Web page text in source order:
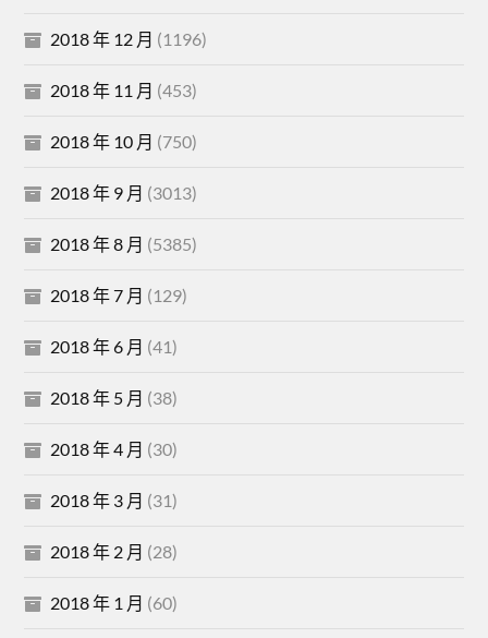
2018 年 12 月 (1196)
2018 年 11 月 (453)
2018 年 10 月 (750)
2018 年 9 月 (3013)
2018 年 8 月 (5385)
2018 年 7 月 (129)
2018 年 6 月 (41)
2018 年 5 月 (38)
2018 年 4 月 (30)
2018 年 3 月 (31)
2018 年 2 月 (28)
2018 年 1 月 (60)